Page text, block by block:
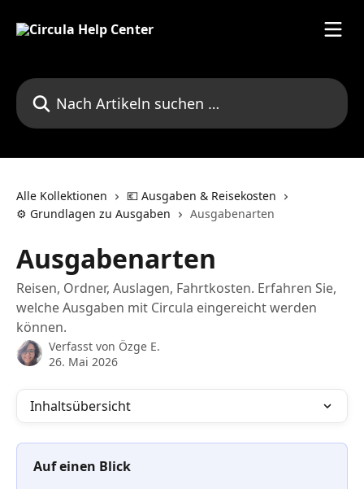
Nach Artikeln suchen …
Alle Kollektionen
💶 Ausgaben & Reisekosten
⚙️ Grundlagen zu Ausgaben
Ausgabenarten
Ausgabenarten
Reisen, Ordner, Auslagen, Fahrtkosten. Erfahren Sie,
welche Ausgaben mit Circula eingereicht werden
können.
Verfasst von Özge E.
26. Mai 2026
Inhaltsübersicht
Auf einen Blick